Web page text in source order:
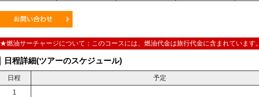
★燃油サーチャージについて：このコースには、燃油代金は旅行代金に含まれています。
日程詳細(ツアーのスケジュール)
日程 予定
1